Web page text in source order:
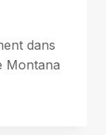
dans
Montana